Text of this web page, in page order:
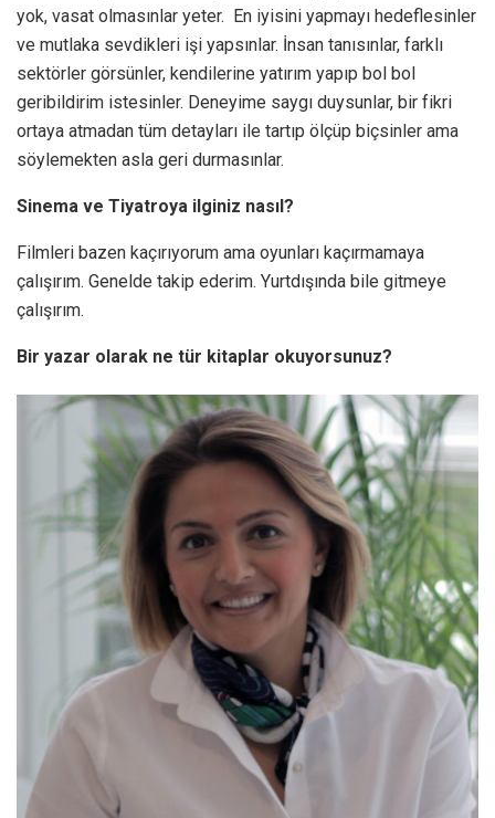
yok, vasat olmasınlar yeter. En iyisini yapmayı hedeflesinler
ve mutlaka sevdikleri işi yapsınlar. İnsan tanısınlar, farklı
sektörler görsünler, kendilerine yatırım yapıp bol bol
geribildirim istesinler. Deneyime saygı duysunlar, bir fikri
ortaya atmadan tüm detayları ile tartıp ölçüp biçsinler ama
söylemekten asla geri durmasınlar.
Sinema ve Tiyatroya ilginiz nasıl?
Filmleri bazen kaçırıyorum ama oyunları kaçırmamaya
çalışırım. Genelde takip ederim. Yurtdışında bile gitmeye
çalışırım.
Bir yazar olarak ne tür kitaplar okuyorsunuz?